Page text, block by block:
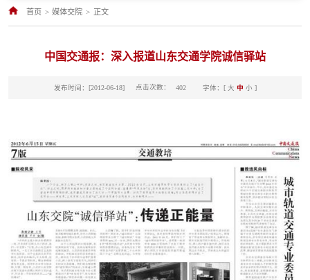
首页 > 媒体交院 > 正文
中国交通报：深入报道山东交通学院诚信驿站
发布时间：[2012-06-18] 点击次数： 402 字体：[ 大 中 小]